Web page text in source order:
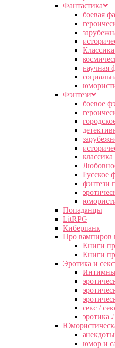
Фантастика
боевая
научная
Фэнтези
боевое
классика
Русское
фэнтези
Попаданцы
LitRPG
Киберпанк
Про вампиров
Книги
Книги
Эротика и секс
секс /
эротика
анекдоты
юмор и